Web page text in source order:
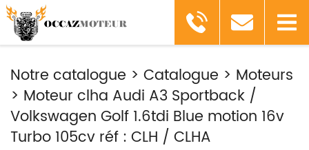
Notre catalogue > Catalogue > Moteurs
> Moteur clha Audi A3 Sportback /
Volkswagen Golf 1.6tdi Blue motion 16v
Turbo 105cv réf : CLH / CLHA